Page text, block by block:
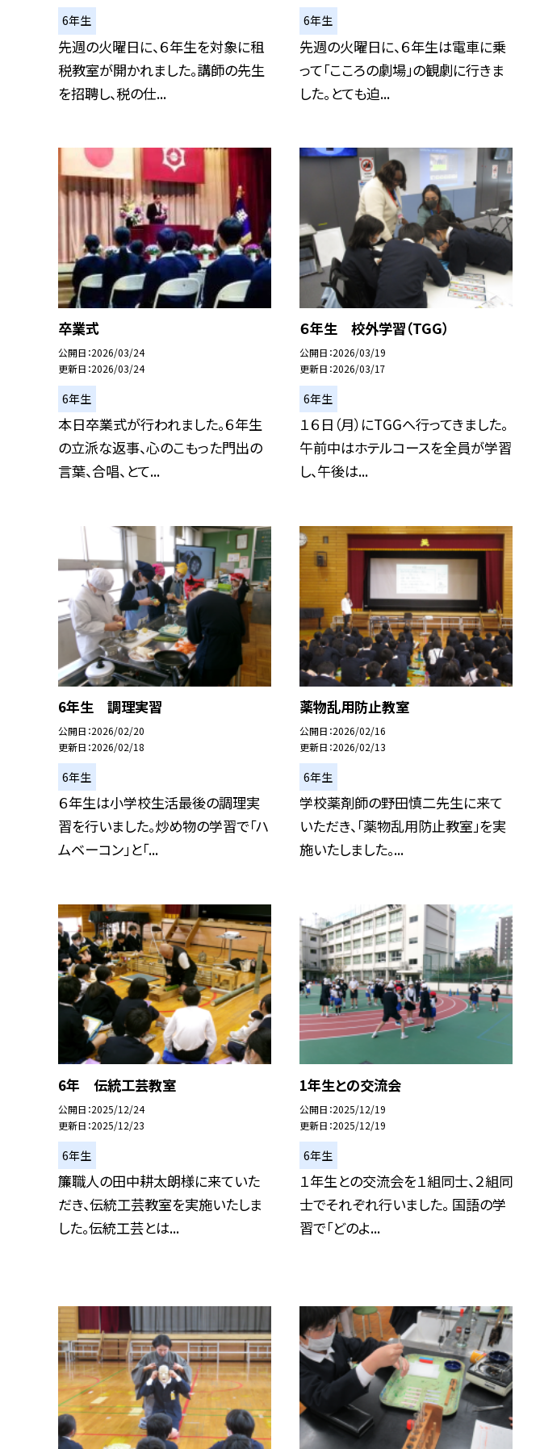
6年生
先週の火曜日に、６年生を対象に租
税教室が開かれました。講師の先生
を招聘し、税の仕...
6年生
先週の火曜日に、６年生は電車に乗
って「こころの劇場」の観劇に行きま
した。とても迫...
卒業式
公開日 2026/03/24
更新日 2026/03/24
6年生
本日卒業式が行われました。６年生
の立派な返事、心のこもった門出の
言葉、合唱、とて...
６年生 校外学習（TGG）
公開日 2026/03/19
更新日 2026/03/17
6年生
１６日（月）にTGGへ行ってきました。
午前中はホテルコースを全員が学習
し、午後は...
6年生 調理実習
公開日 2026/02/20
更新日 2026/02/18
6年生
６年生は小学校生活最後の調理実
習を行いました。炒め物の学習で「ハ
ムベーコン」と「...
薬物乱用防止教室
公開日 2026/02/16
更新日 2026/02/13
6年生
学校薬剤師の野田慎二先生に来て
いただき、「薬物乱用防止教室」を実
施いたしました。...
6年 伝統工芸教室
公開日 2025/12/24
更新日 2025/12/23
6年生
簾職人の田中耕太朗様に来ていた
だき、伝統工芸教室を実施いたしま
した。伝統工芸とは...
1年生との交流会
公開日 2025/12/19
更新日 2025/12/19
6年生
１年生との交流会を１組同士、２組同
士でそれぞれ行いました。 国語の学
習で「どのよ...